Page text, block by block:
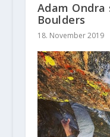
Adam
Boulders
18. November 2019